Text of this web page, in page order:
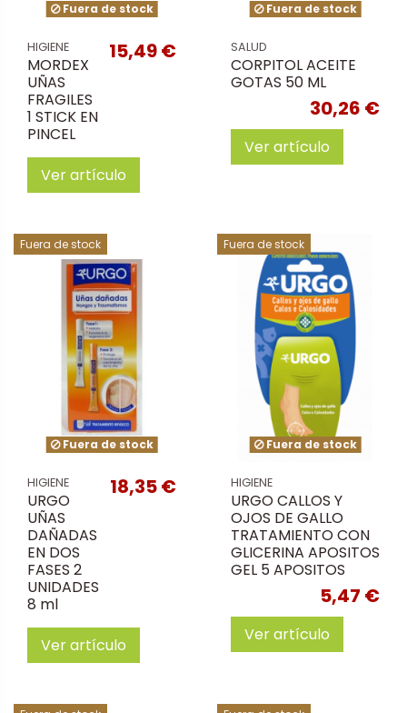
Fuera de stock
HIGIENE
MORDEX
UÑAS
FRAGILES
1 STICK EN
PINCEL
15,49 €
Ver artículo
Fuera de stock
SALUD
CORPITOL ACEITE
GOTAS 50 ML
30,26 €
Ver artículo
Fuera de stock
Fuera de stock
HIGIENE
URGO
UÑAS
DAÑADAS
EN DOS
FASES 2
UNIDADES
8 ml
18,35 €
Ver artículo
Fuera de stock
Fuera de stock
HIGIENE
URGO CALLOS Y
OJOS DE GALLO
TRATAMIENTO CON
GLICERINA APOSITOS
GEL 5 APOSITOS
5,47 €
Ver artículo